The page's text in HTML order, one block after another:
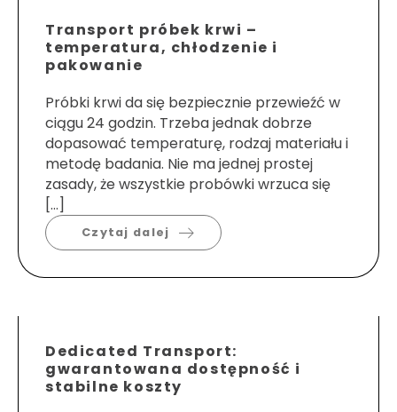
Transport próbek krwi –
temperatura, chłodzenie i
pakowanie
Próbki krwi da się bezpiecznie przewieźć w
ciągu 24 godzin. Trzeba jednak dobrze
dopasować temperaturę, rodzaj materiału i
metodę badania. Nie ma jednej prostej
zasady, że wszystkie probówki wrzuca się
[…]
Czytaj dalej
Dedicated Transport:
gwarantowana dostępność i
stabilne koszty